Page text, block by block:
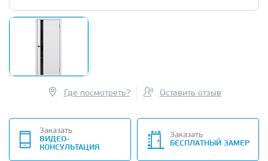
Где посмотреть? Оставить отзыв
Заказать
ВИДЕО-
КОНСУЛЬТАЦИЯ
Заказать
БЕСПЛАТНЫЙ ЗАМЕР